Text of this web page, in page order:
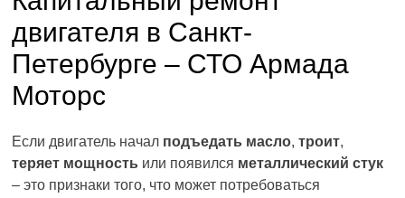
двигателя в Санкт-
Петербурге – СТО Армада
Моторс
Если двигатель начал подъедать масло,троит,
теряет мощность или появился металлический стук
– это признаки того, что может потребоваться